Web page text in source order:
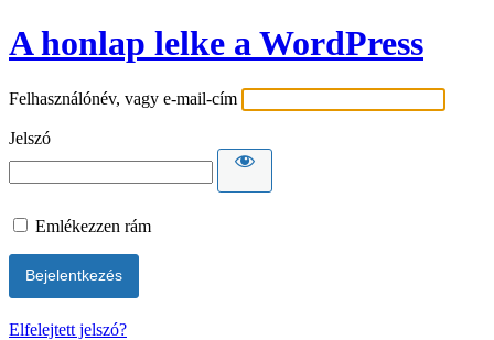
A honlap lelke a WordPress
Felhasználónév, vagy e-mail-cím
Jelszó
Emlékezzen rám
Elfelejtett jelszó?